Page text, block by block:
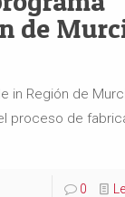
de
in Región de
proceso de
0